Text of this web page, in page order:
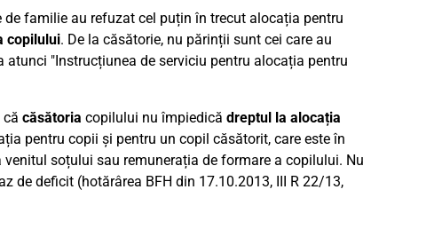
familie au refuzat cel puțin în trecut alocația pentru
copilului. De la căsătorie, nu părinții sunt cei care au
"Instrucțiunea de serviciu pentru alocația pentru
că căsătoria copilului nu împiedică dreptul la alocația
pentru copii și pentru un copil căsătorit, care este în
soțului sau remunerația de formare a copilului. Nu
de deficit (hotărârea BFH din 17.10.2013, III R 22/13,